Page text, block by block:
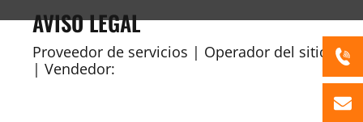
AVISO LEGAL
Proveedor de servicios | Operador del sitio
| Vendedor: